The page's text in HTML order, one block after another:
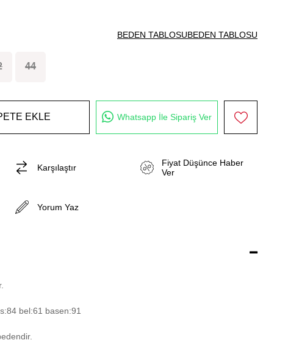
44
BEDEN TABLOSU
BEDEN TABLOSU
Whatsapp İle Sipariş Ver
Karşılaştır
Fiyat Düşünce Haber
Ver
Yorum Yaz
bel:61 basen:91